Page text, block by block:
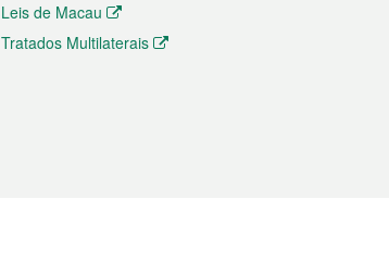
Leis de Macau
Tratados Multilaterais